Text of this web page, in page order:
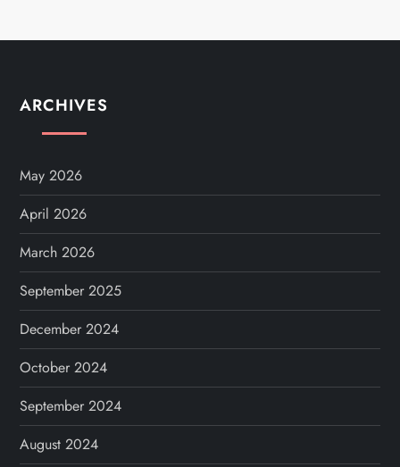
ARCHIVES
May 2026
April 2026
March 2026
September 2025
December 2024
October 2024
September 2024
August 2024